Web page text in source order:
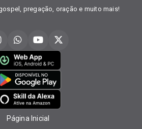
pregação, oração e muito mais!
Página Inicial